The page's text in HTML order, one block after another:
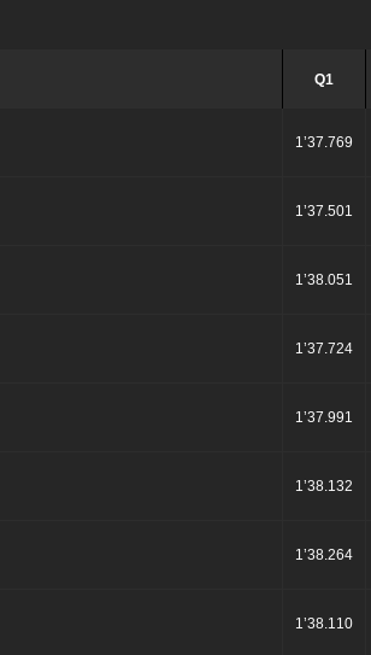
Q1
1’37.769
1’37.501
1’38.051
1’37.724
1’37.991
1’38.132
1’38.264
1’38.110